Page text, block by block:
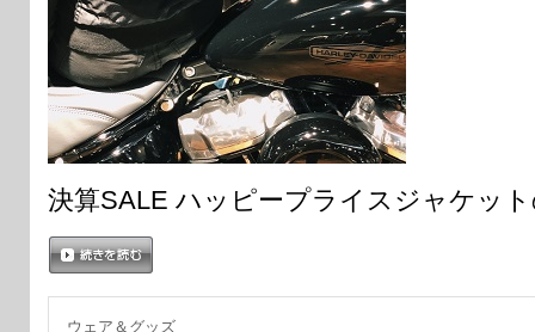
決算SALE ハッピープライスジャケッ
ウェア＆グッズ